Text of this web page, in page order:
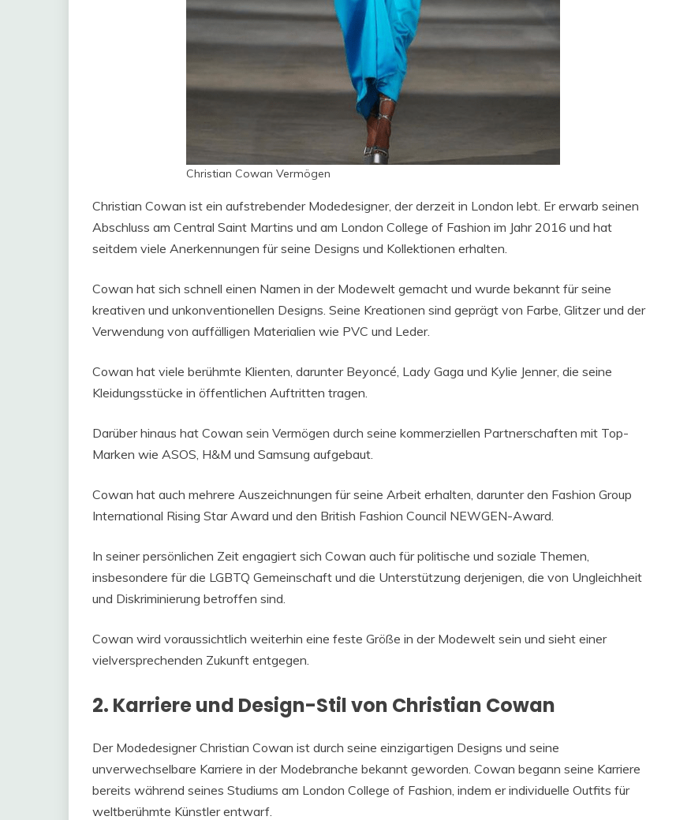
Christian Cowan Vermögen
Christian Cowan ist ein aufstrebender Modedesigner, der derzeit in London lebt. Er erwarb seinen
Abschluss am Central Saint Martins und am London College of Fashion im Jahr 2016 und hat
seitdem viele Anerkennungen für seine Designs und Kollektionen erhalten.
Cowan hat sich schnell einen Namen in der Modewelt gemacht und wurde bekannt für seine
kreativen und unkonventionellen Designs. Seine Kreationen sind geprägt von Farbe, Glitzer und der
Verwendung von auffälligen Materialien wie PVC und Leder.
Cowan hat viele berühmte Klienten, darunter Beyoncé, Lady Gaga und Kylie Jenner, die seine
Kleidungsstücke in öffentlichen Auftritten tragen.
Darüber hinaus hat Cowan sein Vermögen durch seine kommerziellen Partnerschaften mit Top-
Marken wie ASOS, H&M und Samsung aufgebaut.
Cowan hat auch mehrere Auszeichnungen für seine Arbeit erhalten, darunter den Fashion Group
International Rising Star Award und den British Fashion Council NEWGEN-Award.
In seiner persönlichen Zeit engagiert sich Cowan auch für politische und soziale Themen,
insbesondere für die LGBTQ Gemeinschaft und die Unterstützung derjenigen, die von Ungleichheit
und Diskriminierung betroffen sind.
Cowan wird voraussichtlich weiterhin eine feste Größe in der Modewelt sein und sieht einer
vielversprechenden Zukunft entgegen.
2. Karriere und Design-Stil von Christian Cowan
Der Modedesigner Christian Cowan ist durch seine einzigartigen Designs und seine
unverwechselbare Karriere in der Modebranche bekannt geworden. Cowan begann seine Karriere
bereits während seines Studiums am London College of Fashion, indem er individuelle Outfits für
weltberühmte Künstler entwarf.